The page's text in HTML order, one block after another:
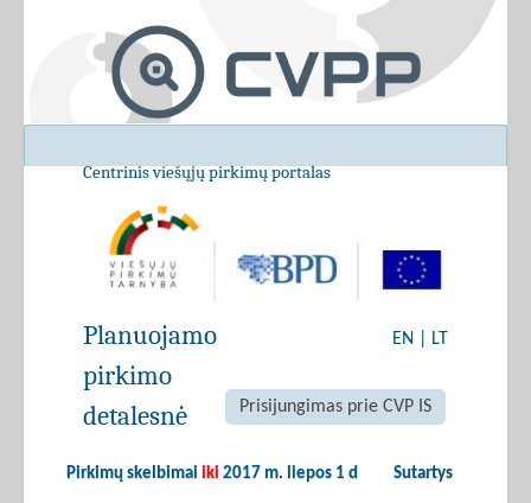
Centrinis viešųjų pirkimų portalas
EN LT
Prisijungimas prie CVP IS
Pirkimų skelbimai iki 2017 m. liepos 1 d Sutartys
Planuojamo
pirkimo
detalesnė